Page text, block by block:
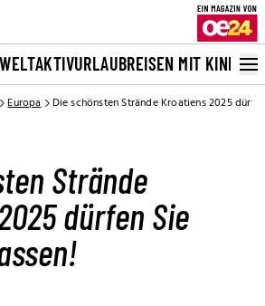
WELTAKTIVURLAUBREISEN MIT KINDERN
Europa Die schönsten Strände Kroatiens 2025
Strände
dürfen Sie